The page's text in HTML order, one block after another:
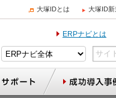
大塚IDとは 大塚ID
ERPナビとは